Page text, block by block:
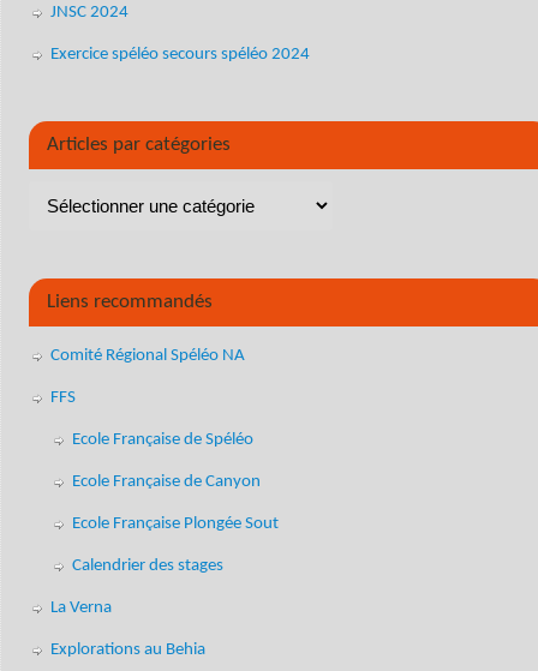
JNSC 2024
Exercice spéléo secours spéléo 2024
Articles par catégories
Liens recommandés
Comité Régional Spéléo NA
FFS
Ecole Française de Spéléo
Ecole Française de Canyon
Ecole Française Plongée Sout
Calendrier des stages
La Verna
Explorations au Behia